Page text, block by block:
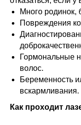
Много родинок,
Повреждения
Гормональные
волос.
Беременность
вскармливания.
Как проходит